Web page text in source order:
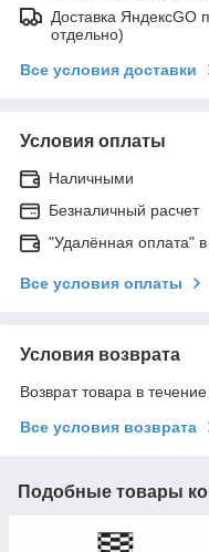
Доставка ЯндексGO
отдельно)
Все условия доставки
Условия оплаты
Наличными
Безналичный расчет
"Удалённая оплата"
Все условия оплаты
Условия возврата
Возврат товара в
Все условия возврата
Подобные товары